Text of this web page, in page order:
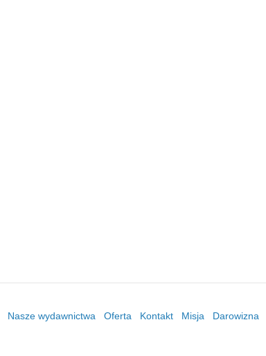
Nasze wydawnictwa Oferta Kontakt Misja Darowizna